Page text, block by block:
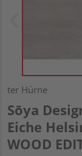
ter Hürne
Sōya
Eiche
WOOD